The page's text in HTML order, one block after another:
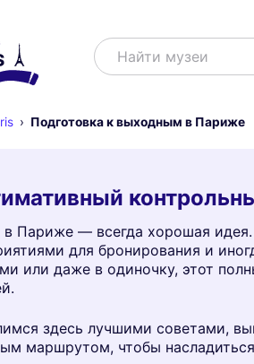
ПоискНайти шоу
Подготовка к выходным в Париже
в Париже — всегда хорошая
для бронирования и
или даже в одиночку, этот
здесь лучшими советами,
маршрутом, чтобы